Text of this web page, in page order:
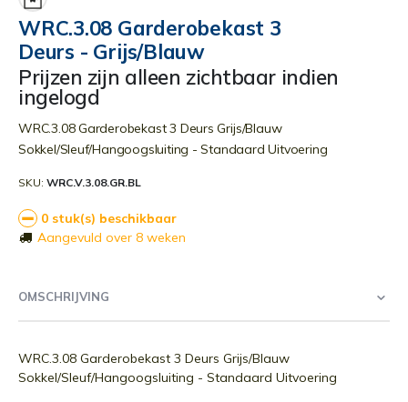
begin
van
de
afbeeldingen-
gallerij
WRC.3.08 Garderobekast 3
Deurs - Grijs/Blauw
Prijzen zijn alleen zichtbaar indien
ingelogd
WRC.3.08 Garderobekast 3 Deurs Grijs/Blauw
Sokkel/Sleuf/Hangoogsluiting - Standaard Uitvoering
SKU WRC.V.3.08.GR.BL
0 stuk(s) beschikbaar
Aangevuld over 8 weken
OMSCHRIJVING
WRC.3.08 Garderobekast 3 Deurs Grijs/Blauw
Sokkel/Sleuf/Hangoogsluiting - Standaard Uitvoering